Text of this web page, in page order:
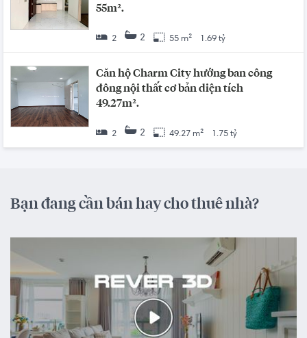
55m².
2 2 55 m² 1.69 tỷ
Căn hộ Charm City hướng ban công
đông nội thất cơ bản diện tích
49.27m².
2 2 49.27 m² 1.75 tỷ
Bạn đang cần bán hay cho thuê nhà?